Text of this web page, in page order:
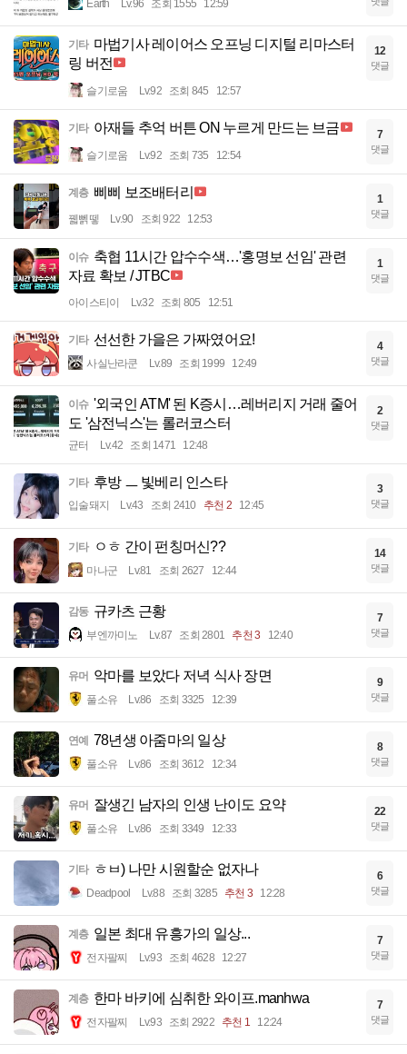
Earth Lv.96 조회 1555 12:59
기타 마법기사 레이어스 오프닝 디지털 리마스터
링 버전
슬기로움 Lv.92 조회 845 12:57
12
댓글
기타 아재들 추억 버튼 ON 누르게 만드는 브금
슬기로움 Lv.92 조회 735 12:54
7
댓글
계층 삐삐 보조배터리
꿻뻵뗗 Lv.90 조회 922 12:53
1
댓글
이슈 축협 11시간 압수수색…'홍명보 선임' 관련
자료 확보 / JTBC
아이스티이 Lv.32 조회 805 12:51
1
댓글
기타 선선한 가을은 가짜였어요!
사실난라쿤 Lv.89 조회 1999 12:49
4
댓글
이슈 '외국인 ATM' 된 K증시…레버리지 거래 줄어
도 '삼전닉스'는 롤러코스터
균터 Lv.42 조회 1471 12:48
2
댓글
기타 후방 ㅡ 빛베리 인스타
입술돼지 Lv.43 조회 2410 추천 2 12:45
3
댓글
기타 ㅇㅎ 간이 펀칭머신??
마나군 Lv.81 조회 2627 12:44
14
댓글
감동 규카츠 근황
부엔까미노 Lv.87 조회 2801 추천 3 12:40
7
댓글
유머 악마를 보았다 저녁 식사 장면
풀소유 Lv.86 조회 3325 12:39
9
댓글
연예 78년생 아줌마의 일상
풀소유 Lv.86 조회 3612 12:34
8
댓글
유머 잘생긴 남자의 인생 난이도 요약
풀소유 Lv.86 조회 3349 12:33
22
댓글
기타 ㅎㅂ) 나만 시원할순 없자나
Deadpool Lv.88 조회 3285 추천 3 12:28
6
댓글
계층 일본 최대 유흥가의 일상...
전자팔찌 Lv.93 조회 4628 12:27
7
댓글
계층 한마 바키에 심취한 와이프.manhwa
전자팔찌 Lv.93 조회 2922 추천 1 12:24
7
댓글